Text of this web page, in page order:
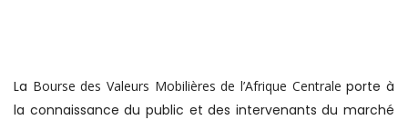
La Bourse des Valeurs Mobilières de l’Afrique Centraleporte à
la connaissance du public et des intervenants du marché